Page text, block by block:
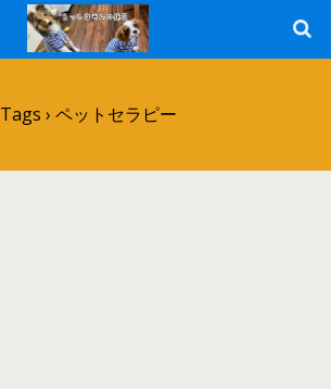
Tags › ペットセラピー